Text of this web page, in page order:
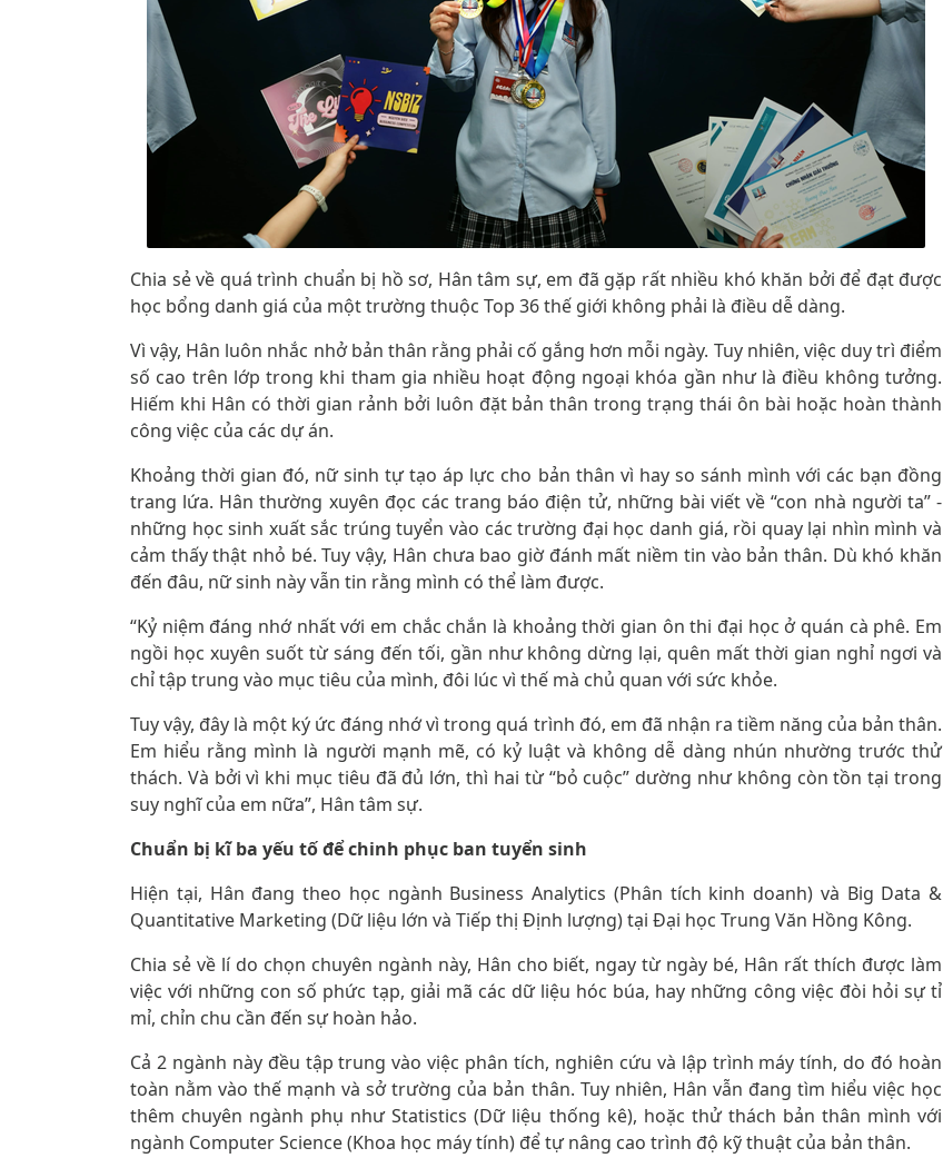
Chia sẻ về quá trình chuẩn bị hồ sơ, Hân tâm sự, em đã gặp rất nhiều khó khăn bởi để đạt được
học bổng danh giá của một trường thuộc Top 36 thế giới không phải là điều dễ dàng.
Vì vậy, Hân luôn nhắc nhở bản thân rằng phải cố gắng hơn mỗi ngày. Tuy nhiên, việc duy trì điểm
số cao trên lớp trong khi tham gia nhiều hoạt động ngoại khóa gần như là điều không tưởng.
Hiếm khi Hân có thời gian rảnh bởi luôn đặt bản thân trong trạng thái ôn bài hoặc hoàn thành
công việc của các dự án.
Khoảng thời gian đó, nữ sinh tự tạo áp lực cho bản thân vì hay so sánh mình với các bạn đồng
trang lứa. Hân thường xuyên đọc các trang báo điện tử, những bài viết về “con nhà người ta” -
những học sinh xuất sắc trúng tuyển vào các trường đại học danh giá, rồi quay lại nhìn mình và
cảm thấy thật nhỏ bé. Tuy vậy, Hân chưa bao giờ đánh mất niềm tin vào bản thân. Dù khó khăn
đến đâu, nữ sinh này vẫn tin rằng mình có thể làm được.
“Kỷ niệm đáng nhớ nhất với em chắc chắn là khoảng thời gian ôn thi đại học ở quán cà phê. Em
ngồi học xuyên suốt từ sáng đến tối, gần như không dừng lại, quên mất thời gian nghỉ ngơi và
chỉ tập trung vào mục tiêu của mình, đôi lúc vì thế mà chủ quan với sức khỏe.
Tuy vậy, đây là một ký ức đáng nhớ vì trong quá trình đó, em đã nhận ra tiềm năng của bản thân.
Em hiểu rằng mình là người mạnh mẽ, có kỷ luật và không dễ dàng nhún nhường trước thử
thách. Và bởi vì khi mục tiêu đã đủ lớn, thì hai từ “bỏ cuộc” dường như không còn tồn tại trong
suy nghĩ của em nữa”, Hân tâm sự.
Chuẩn bị kĩ ba yếu tố để chinh phục ban tuyển sinh
Hiện tại, Hân đang theo học ngành Business Analytics (Phân tích kinh doanh) và Big Data &
Quantitative Marketing (Dữ liệu lớn và Tiếp thị Định lượng) tại Đại học Trung Văn Hồng Kông.
Chia sẻ về lí do chọn chuyên ngành này, Hân cho biết, ngay từ ngày bé, Hân rất thích được làm
việc với những con số phức tạp, giải mã các dữ liệu hóc búa, hay những công việc đòi hỏi sự tỉ
mỉ, chỉn chu cần đến sự hoàn hảo.
Cả 2 ngành này đều tập trung vào việc phân tích, nghiên cứu và lập trình máy tính, do đó hoàn
toàn nằm vào thế mạnh và sở trường của bản thân. Tuy nhiên, Hân vẫn đang tìm hiểu việc học
thêm chuyên ngành phụ như Statistics (Dữ liệu thống kê), hoặc thử thách bản thân mình với
ngành Computer Science (Khoa học máy tính) để tự nâng cao trình độ kỹ thuật của bản thân.